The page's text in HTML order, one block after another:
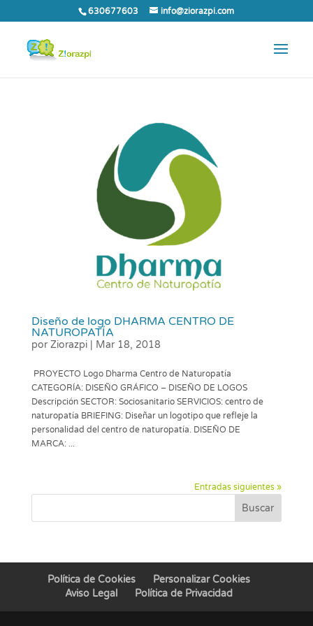
630677603 info@ziorazpi.com
Diseño de logo DHARMA CENTRO DE
NATUROPATÍA
por Ziorazpi| Mar 18, 2018
PROYECTO Logo Dharma Centro de Naturopatía
CATEGORÍA: DISEÑO GRÁFICO – DISEÑO DE LOGOS
Descripción SECTOR: Sociosanitario SERVICIOS: centro de
naturopatía BRIEFING: Diseñar un logotipo que refleje la
personalidad del centro de naturopatía. DISEÑO DE
MARCA: ...
Entradas siguientes »
Buscar
Política de Cookies
Personalizar Cookies
Aviso Legal
Política de Privacidad